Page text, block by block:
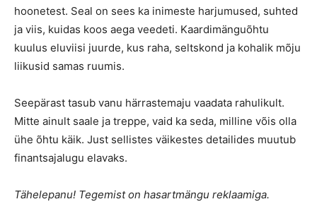
hoonetest. Seal on sees ka inimeste harjumused, suhted
ja viis, kuidas koos aega veedeti. Kaardimänguõhtu
kuulus eluviisi juurde, kus raha, seltskond ja kohalik mõju
liikusid samas ruumis.
Seepärast tasub vanu härrastemaju vaadata rahulikult.
Mitte ainult saale ja treppe, vaid ka seda, milline võis olla
ühe õhtu käik. Just sellistes väikestes detailides muutub
finantsajalugu elavaks.
Tähelepanu! Tegemist on hasartmängu reklaamiga.